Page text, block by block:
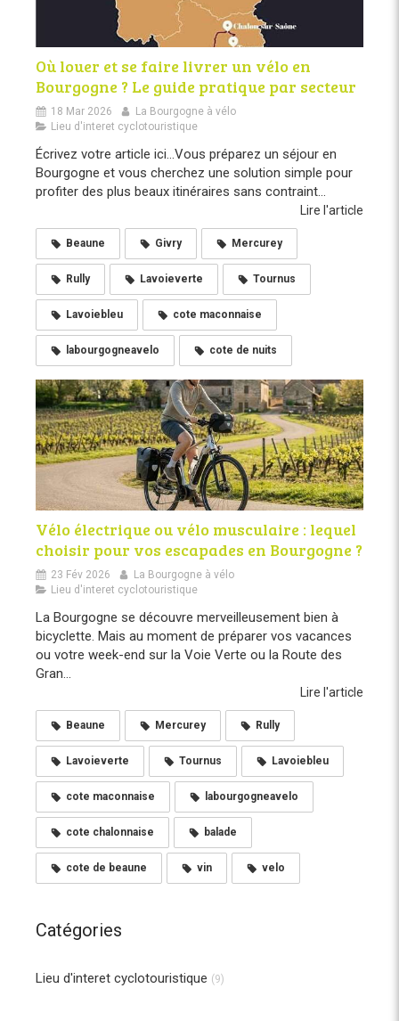
Où louer et se faire livrer un vélo en
Bourgogne ? Le guide pratique par secteur
18 Mar 2026
La Bourgogne à vélo
Lieu d'interet cyclotouristique
Écrivez votre article ici...Vous préparez un séjour en
Bourgogne et vous cherchez une solution simple pour
profiter des plus beaux itinéraires sans contraint...
Lire l'article
Beaune Givry Mercurey
Rully Lavoieverte Tournus
Lavoiebleu cote maconnaise
labourgogneavelo cote de nuits
Vélo électrique ou vélo musculaire : lequel
choisir pour vos escapades en Bourgogne ?
23 Fév 2026
La Bourgogne à vélo
Lieu d'interet cyclotouristique
La Bourgogne se découvre merveilleusement bien à
bicyclette. Mais au moment de préparer vos vacances
ou votre week-end sur la Voie Verte ou la Route des
Gran...
Lire l'article
Beaune Mercurey Rully
Lavoieverte Tournus Lavoiebleu
cote maconnaise labourgogneavelo
cote chalonnaise balade
cote de beaune vin velo
Catégories
Lieu d'interet cyclotouristique (9)